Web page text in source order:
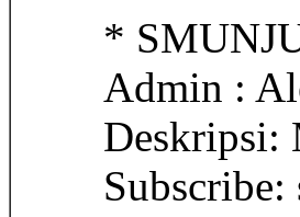
*
Admin :
Deskripsi: